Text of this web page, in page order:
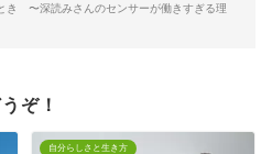
き 〜深読みさんのセンサーが働きすぎる理
ぞ！
自分らしさと生き方